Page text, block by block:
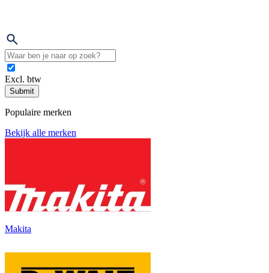
Excl. btw
Submit
Populaire merken
Bekijk alle merken
Makita